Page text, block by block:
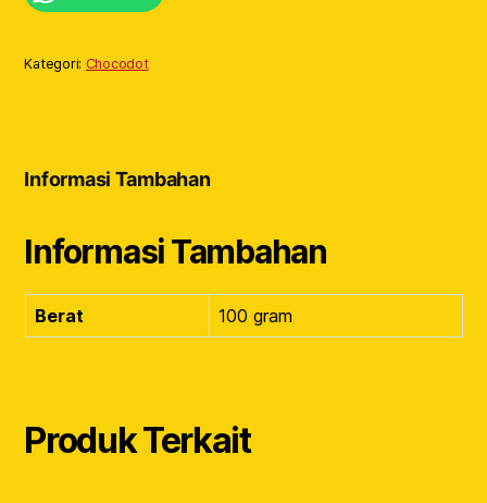
Kategori: Chocodot
Informasi Tambahan
Informasi Tambahan
Berat 100 gram
Produk Terkait